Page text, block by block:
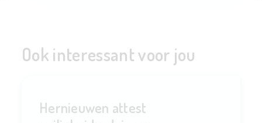
Ook interessant voor jou
Hernieuwen attest